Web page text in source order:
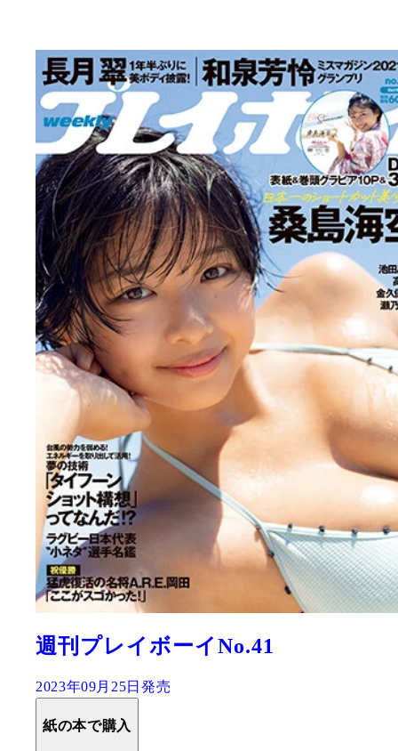
週刊プレイボーイNo.41
2023年09月25日発売
紙の本で購入